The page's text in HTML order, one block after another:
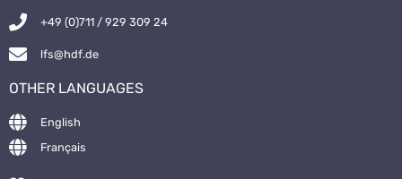
+49 (0)711 / 929 309 24
lfs@hdf.de
OTHER LANGUAGES
English
Français